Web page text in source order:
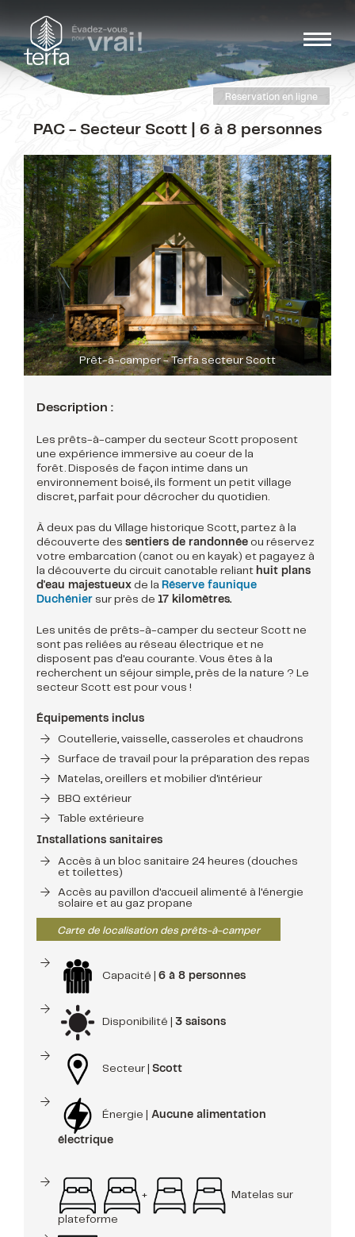
Réservation en ligne
PAC - Secteur Scott | 6 à 8 personnes
Prêt-à-camper - Terfa secteur Scott
Description :
Les prêts-à-camper du secteur Scott proposent
une expérience immersive au coeur de la
forêt. Disposés de façon intime dans un
environnement boisé, ils forment un petit village
discret, parfait pour décrocher du quotidien.
À deux pas du Village historique Scott, partez à la
découverte des sentiers de randonnée ou réservez
votre embarcation (canot ou en kayak) et pagayez à
la découverte du circuit canotable reliant huit plans
d'eau majestueux de la Réserve faunique
Duchénier sur près de 17 kilomètres.
Les unités de prêts-à-camper du secteur Scott ne
sont pas reliées au réseau électrique et ne
disposent pas d'eau courante. Vous êtes à la
recherchent un séjour simple, près de la nature ? Le
secteur Scott est pour vous !
Équipements inclus
Coutellerie, vaisselle, casseroles et chaudrons
Surface de travail pour la préparation des repas
Matelas, oreillers et mobilier d'intérieur
BBQ extérieur
Table extérieure
Installations sanitaires
Accès à un bloc sanitaire 24 heures (douches
et toilettes)
Accès au pavillon d'accueil alimenté à l'énergie
solaire et au gaz propane
Carte de localisation des prêts-à-camper
Capacité | 6 à 8 personnes
Disponibilité | 3 saisons
Secteur | Scott
Énergie | Aucune alimentation
électrique
+ Matelas sur
plateforme